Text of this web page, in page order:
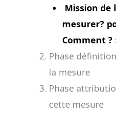
Mission de
mesurer?
Comment ?
Phase
la mesure
Phase
cette mesure